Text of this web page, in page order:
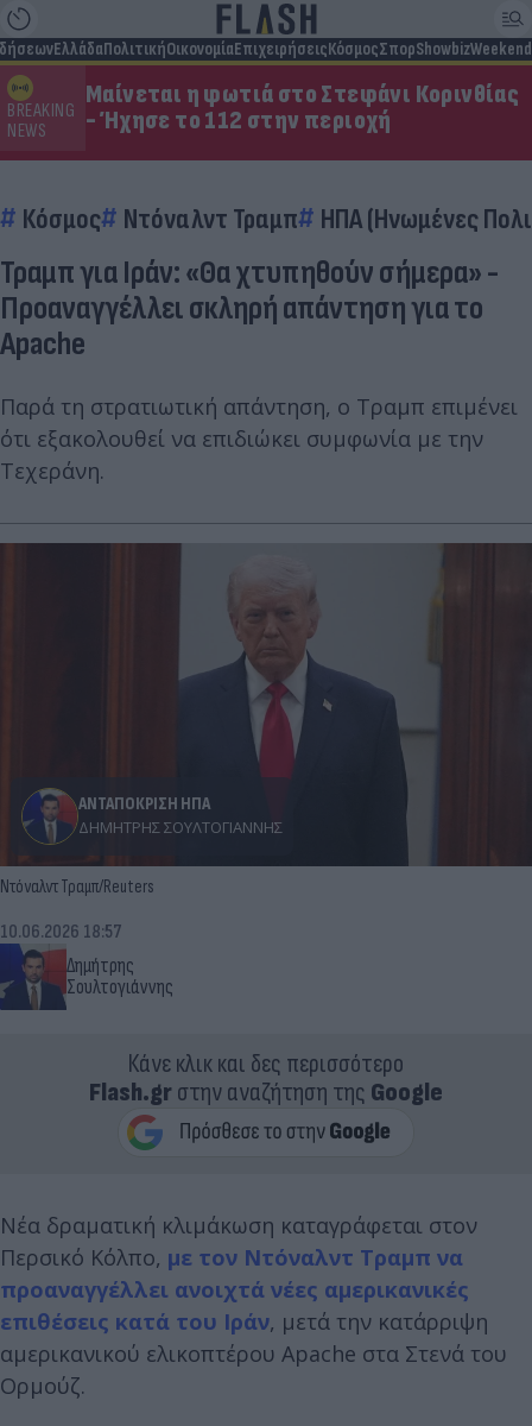
ΕλλάδαΠολιτικήΟικονομίαΕπιχειρήσειςΚόσμοςΣπορShowbizWeekend
BREAKING
NEWS
Μαίνεται η φωτιά στο Στεφάνι Κορινθίας
- Ήχησε το 112 στην περιοχή
Κόσμος Ντόναλντ Τραμπ ΗΠΑ (Ηνωμένες
Τραμπ για Ιράν: «Θα χτυπηθούν σήμερα» -
Προαναγγέλλει σκληρή απάντηση για το
Apache
Παρά τη στρατιωτική απάντηση, ο Τραμπ επιμένει
ότι εξακολουθεί να επιδιώκει συμφωνία με την
Τεχεράνη.
ΑΝΤΑΠΟΚΡΙΣΗ ΗΠΑ
ΔΗΜΉΤΡΗΣ ΣΟΥΛΤΟΓΙΆΝΝΗΣ
Ντόναλντ Τραμπ/Reuters
Δημήτρης
Σουλτογιάννης
10.06.2026 18:57
Κάνε κλικ και δες περισσότερο
Flash.grστην αναζήτηση της Google
Νέα δραματική κλιμάκωση καταγράφεται στον
Περσικό Κόλπο, με τον Ντόναλντ Τραμπ να
προαναγγέλλει ανοιχτά νέες αμερικανικές
επιθέσεις κατά του Ιράν, μετά την κατάρριψη
αμερικανικού ελικοπτέρου Apache στα Στενά του
Ορμούζ.